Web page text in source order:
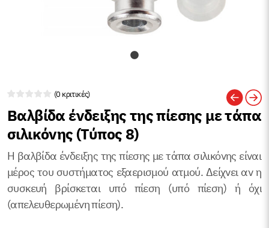
(0 κριτικές)
Βαλβίδα ένδειξης της πίεσης με τάπα
σιλικόνης (Τύπος 8)
Η βαλβίδα ένδειξης της πίεσης με τάπα σιλικόνης είναι
μέρος του συστήματος εξαερισμού ατμού. Δείχνει αν η
συσκευή βρίσκεται υπό πίεση (υπό πίεση) ή όχι
(απελευθερωμένη πίεση).